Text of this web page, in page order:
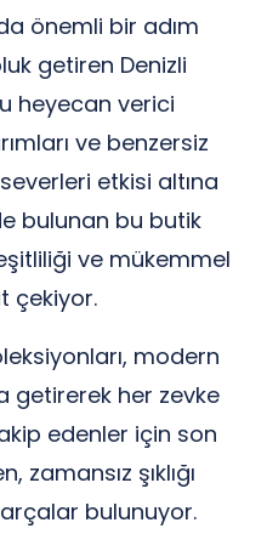
önemli bir adım
getiren Denizli
heyecan verici
ve benzersiz
etkisi altına
bulunan bu butik
ve mükemmel
çekiyor.
modern
getirerek her zevke
edenler için son
şıklığı
bulunuyor.